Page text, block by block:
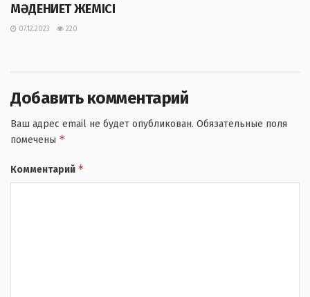
МӘДЕНИЕТ ЖЕМІСІ
07.12.2023 220
Добавить комментарий
Ваш адрес email не будет опубликован. Обязательные поля
помечены *
Комментарий *